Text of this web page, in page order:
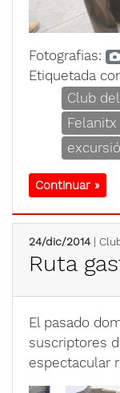
Fotografias:
Etiquetada
Club
Felanitx
Continuar »
24/dic/2014|
Ruta
El pasado
suscriptores
espectacular